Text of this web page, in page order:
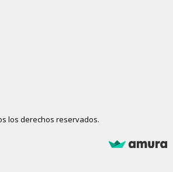
los derechos reservados.